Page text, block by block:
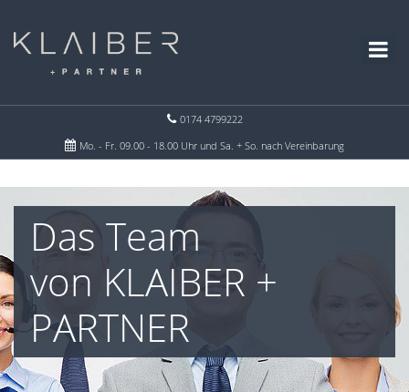
0174 4799222
Mo. - Fr. 09.00 - 18.00 Uhr und Sa. + So. nach Vereinbarung
Das Team
von KLAIBER +
PARTNER